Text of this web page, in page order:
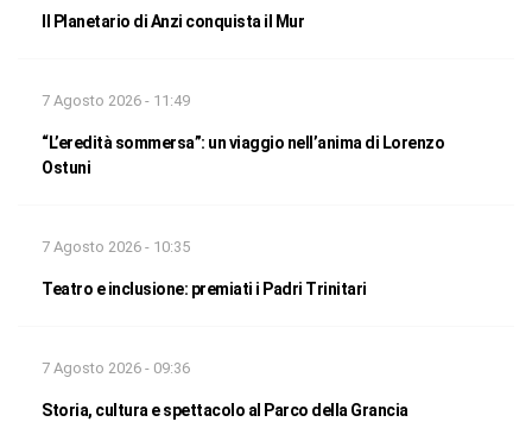
Il Planetario di Anzi conquista il Mur
7 Agosto 2026 - 11:49
“L’eredità sommersa”: un viaggio nell’anima di Lorenzo
Ostuni
7 Agosto 2026 - 10:35
Teatro e inclusione: premiati i Padri Trinitari
7 Agosto 2026 - 09:36
Storia, cultura e spettacolo al Parco della Grancia